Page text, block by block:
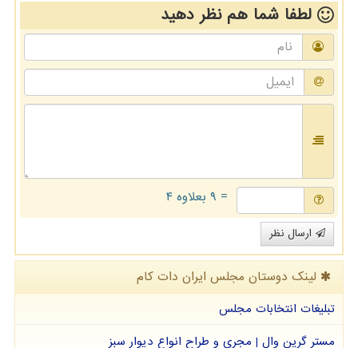
لطفا شما همنظر دهید
= ۹ بعلاوه ۴
ارسال نظر
لینک دوستان مجلس ایران دات كام
تبلیغات انتخابات مجلس
مستر گرین وال | مجری و طراح انواع دیوار سبز